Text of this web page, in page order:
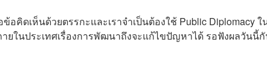
คิดเห็นด้วยตรรกะและเราจำเป็นต้องใช้ Public Diplomacy ใ
ในประเทศเรื่องการพัฒนาถึงจะแก้ไขปัญหาได้ รอฟังผลวันนี้